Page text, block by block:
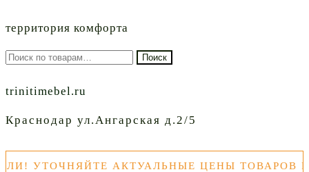
территория комфорта
Искать: Поиск
trinitimebel.ru
Краснодар ул.Ангарская д.2/5
УТОЧНЯЙТЕ АКТУАЛЬНЫЕ ЦЕНЫ ТОВАРОВ